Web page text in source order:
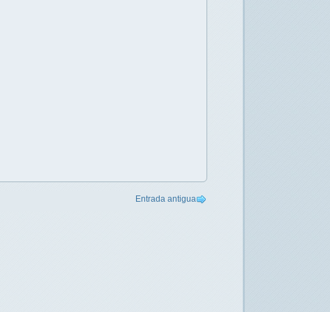
Entrada antigua